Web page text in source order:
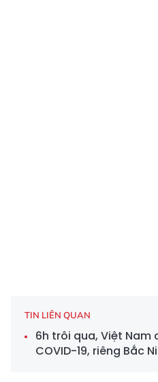
TIN LIÊN QUAN
6h trôi qua, Việt Nam
COVID-19, riêng Bắc